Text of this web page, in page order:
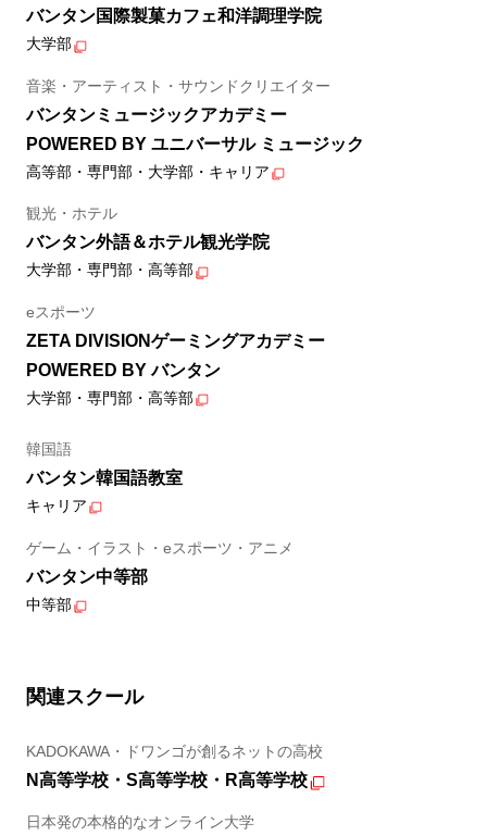
バンタン国際製菓カフェ和洋調理学院
大学部
音楽・アーティスト・サウンドクリエイター
バンタンミュージックアカデミー
POWERED BY ユニバーサル ミュージック
高等部・専門部・大学部・キャリア
観光・ホテル
バンタン外語＆ホテル観光学院
大学部・専門部・高等部
eスポーツ
ZETA DIVISIONゲーミングアカデミー
POWERED BY バンタン
大学部・専門部・高等部
韓国語
バンタン韓国語教室
キャリア
ゲーム・イラスト・eスポーツ・アニメ
バンタン中等部
中等部
関連スクール
KADOKAWA・ドワンゴが創るネットの高校
N高等学校・S高等学校・R高等学校
日本発の本格的なオンライン大学